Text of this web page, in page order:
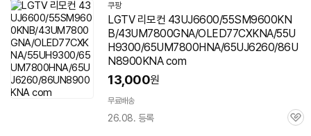
쿠팡
LGTV 리모컨 43UJ6600/55SM9600KN
B/43UM7800GNA/OLED77CXKNA/55U
H9300/65UM7800HNA/65UJ6260/86U
N8900KNA com
13,000원
무료배송
26.08. 등록
관
세부정보 열기/접기